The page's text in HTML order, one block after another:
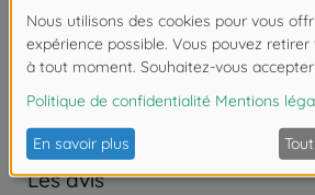
Téléchargements
Les avis